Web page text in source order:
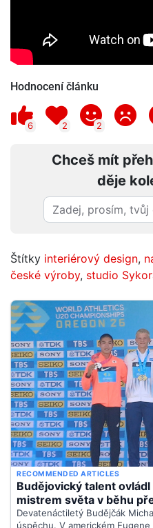
Hodnocení článku
6 2 2
Chceš mít
děje
Štítky interiérový design,
české výroby, studio